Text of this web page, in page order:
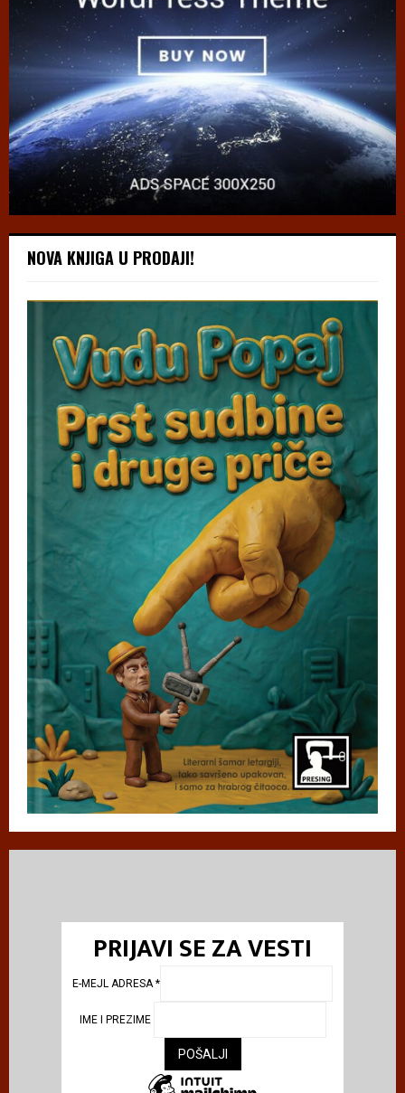
NOVA KNJIGA U PRODAJI!
PRIJAVI SE ZA VESTI
E-MEJL ADRESA*
IME I PREZIME